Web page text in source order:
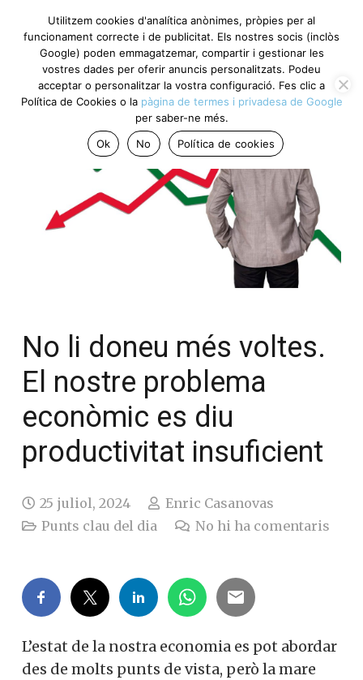
No li doneu més voltes.
El nostre problema
econòmic es diu
productivitat insuficient
25 juliol, 2024
Enric Casanovas
Punts clau del dia
No hi ha comentaris
L’estat de la nostra economia es pot abordar
des de molts punts de vista, però la mare
Utilitzem cookies d'analítica anònimes, pròpies per al
funcionament correcte i de publicitat. Els nostres socis (inclòs
Google) poden emmagatzemar, compartir i gestionar les
vostres dades per oferir anuncis personalitzats. Podeu
acceptar o personalitzar la vostra configuració. Fes clic a
Política de Cookies o la pàgina de termes i privadesa de Google
per saber-ne més.
Ok
No Política de cookies